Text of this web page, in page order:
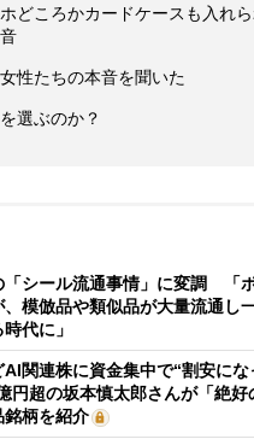
どころかカードケースも入れ
性たちの本音を聞いた
選ぶのか？
「シール流通事情」に変調 「
、模倣品や類似品が大量流通
代に」
関連株に資金集中で“割安に
超の坂本慎太郎さんが「絶好
銘柄を紹介